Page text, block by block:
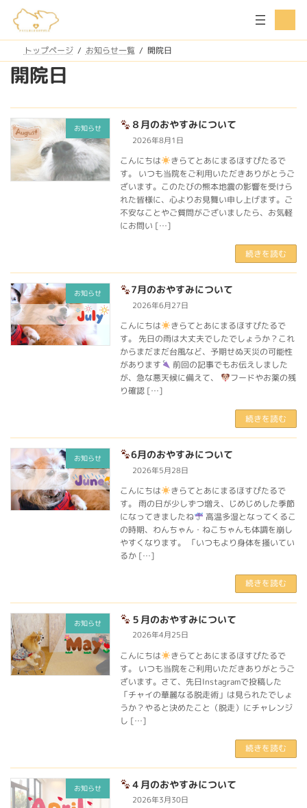
ツ
シ
ア
コ
ン
ン
トップページ お知らせ一覧 開院日
開院日
お知らせ ８月のおやすみについて
2026年8月1日
こんにちは
きらてとあにまるほすぴたるで
す。 いつも当院をご利用いただきありがとうご
ざいます。このたびの熊本地震の影響を受けら
れた皆様に、心よりお見舞い申し上げます。ご
不安なことやご質問がございましたら、お気軽
にお問い […]
続きを読む
お知らせ 7月のおやすみについて
2026年6月27日
こんにちは
きらてとあにまるほすぴたるで
す。 先日の雨は大丈夫でしたでしょうか？これ
からまだまだ台風など、予期せぬ天災の可能性
があります
前回の記事でもお伝えしました
が、急な悪天候に備えて、
フードやお薬の残
り確認 […]
続きを読む
お知らせ 6月のおやすみについて
2026年5月28日
こんにちは
きらてとあにまるほすぴたるで
す。 雨の日が少しずつ増え、じめじめした季節
になってきましたね
高温多湿となってくるこ
の時期、わんちゃん・ねこちゃんも体調を崩し
やすくなります。 「いつもより身体を掻いてい
るか […]
続きを読む
お知らせ ５月のおやすみについて
2026年4月25日
こんにちは
きらてとあにまるほすぴたるで
す。 いつも当院をご利用いただきありがとうご
ざいます。さて、先日Instagramで投稿した
「チャイの華麗なる脱走術」は見られたでしょ
うか？やると決めたこと（脱走）にチャレンジ
し […]
続きを読む
お知らせ ４月のおやすみについて
2026年3月30日